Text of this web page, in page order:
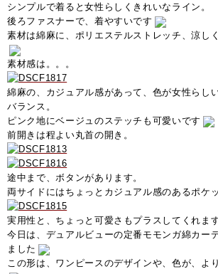
シンプルで着ると女性らしくきれいなライン。
後ろファスナーで、着やすいです
素材は綿麻に、ポリエステルストレッチ、涼し
素材感は。。。
綿麻の、カジュアル感があって、色が女性らし
バランス。
ピンク地にベージュのステッチも可愛いです
前開きは程よい丸首の開き。
途中まで、ボタンがあります。
両サイドにはちょっとカジュアル感のあるポケッ
実用性と、ちょっと可愛さもプラスしてくれま
今日は、デュアルビューの定番モモンガ綿カー
ました
この形は、ワンピースのデザインや、色が、よ